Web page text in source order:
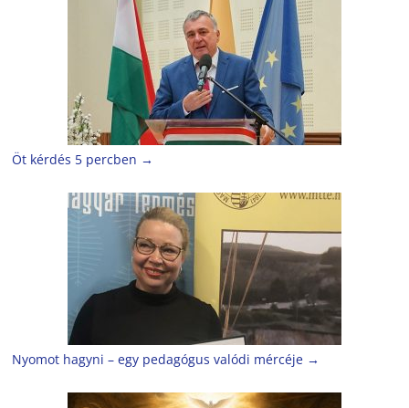
Öt kérdés 5 percben →
Nyomot hagyni – egy pedagógus valódi mércéje →